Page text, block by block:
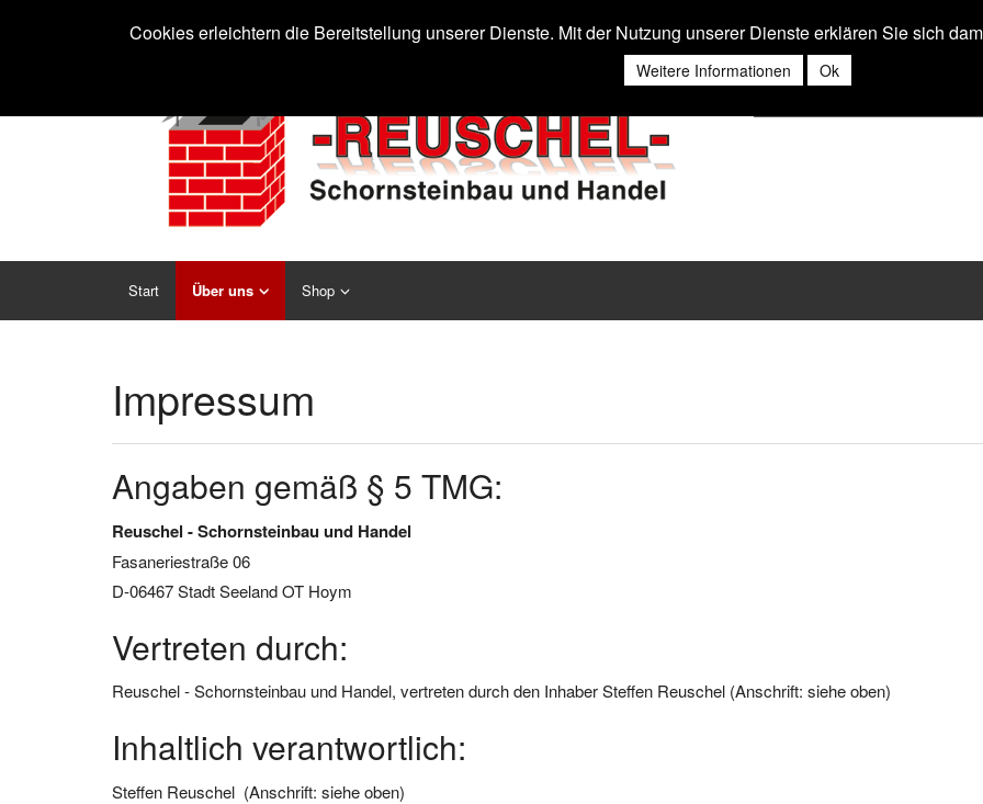
Start Über uns Shop
Impressum
Angaben gemäß § 5 TMG:
Reuschel - Schornsteinbau und Handel
Fasaneriestraße 06
D-06467 Stadt Seeland OT Hoym
Vertreten durch:
Reuschel - Schornsteinbau und Handel, vertreten durch den Inhaber Steffen Reuschel (Anschrift: siehe oben)
Inhaltlich verantwortlich:
Steffen Reuschel (Anschrift: siehe oben)
Cookies erleichtern die Bereitstellung unserer Dienste. Mit der Nutzung unserer Dienste erklären Sie sich
Weitere Informationen Ok